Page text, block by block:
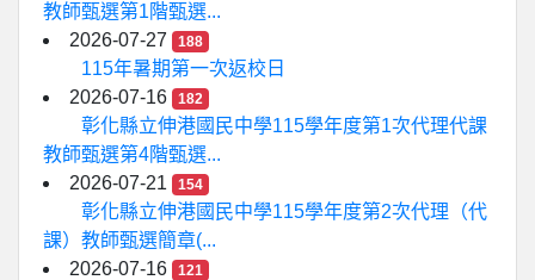
教師甄選第1階甄選...
2026-07-27
188
115年暑期第一次返校日
2026-07-16
182
彰化縣立伸港國民中學115學年度第1次代理代課
教師甄選第4階甄選...
2026-07-21
154
彰化縣立伸港國民中學115學年度第2次代理（代
課）教師甄選簡章(...
2026-07-16
121